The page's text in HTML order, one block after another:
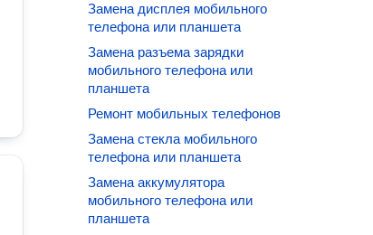
Замена дисплея мобильного
телефона или планшета
Замена разъема зарядки
мобильного телефона или
планшета
Ремонт мобильных телефонов
Замена стекла мобильного
телефона или планшета
Замена аккумулятора
мобильного телефона или
планшета